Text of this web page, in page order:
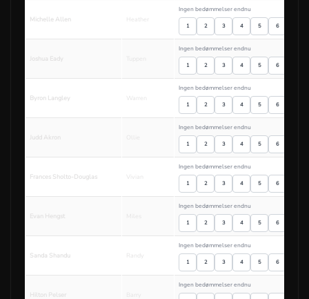
Michelle Allen Heather
Ingen bedømmelser endnu
1 2 3 4 5 6
Joshua Eady
Ingen bedømmelser endnu
1 2 3 4 5 6
Byron Langley Warren
Ingen bedømmelser endnu
1 2 3 4 5 6
Judd Akron
Ingen bedømmelser endnu
1 2 3 4 5 6
Frances Sholto-Douglas Vivian
Ingen bedømmelser endnu
1 2 3 4 5 6
Evan Hengst
Ingen bedømmelser endnu
1 2 3 4 5 6
Sanda Shandu Randy
Ingen bedømmelser endnu
1 2 3 4 5 6
Hilton Pelser
Ingen bedømmelser endnu